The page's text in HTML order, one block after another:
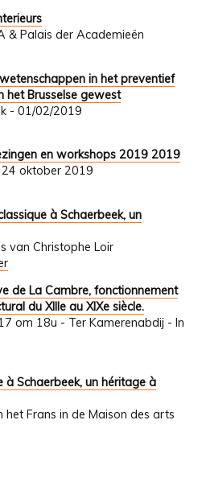
& Palais der Academieën
in het preventief
het Brusselse gewest
- 01/02/2019
en workshops 2019 2019
oktober 2019
à Schaerbeek, un
van Christophe Loir
de La Cambre, fonctionnement
du XIIIe au XIXe siècle.
om 18u - Ter Kamerenabdij - In
à Schaerbeek, un héritage à
Frans in de Maison des arts